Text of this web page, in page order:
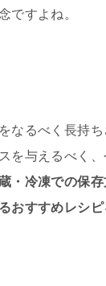
ですよね。
なるべく長持
を与えるべく
・冷凍での保
おすすめレシピ